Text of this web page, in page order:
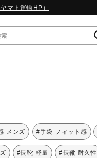
マト運輸HP）
メンズ #手袋 フィット感
#長靴 軽量 #長靴 耐久性